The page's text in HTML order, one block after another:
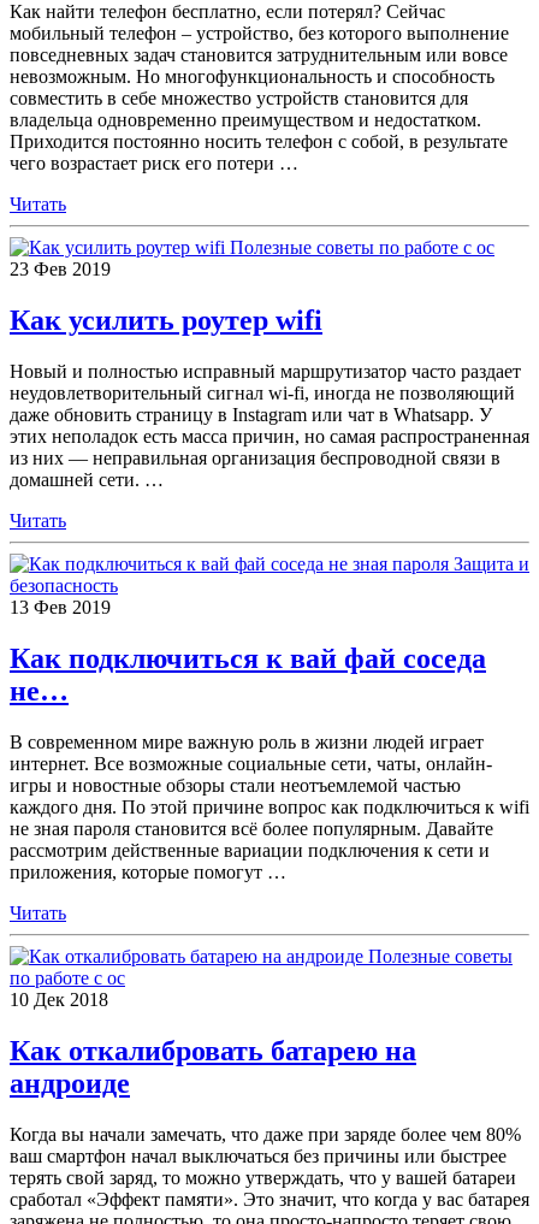
Как найти телефон бесплатно, если потерял? Сейчас
мобильный телефон – устройство, без которого выполнение
повседневных задач становится затруднительным или вовсе
невозможным. Но многофункциональность и способность
совместить в себе множество устройств становится для
владельца одновременно преимуществом и недостатком.
Приходится постоянно носить телефон с собой, в результате
чего возрастает риск его потери …
Читать
Полезные советы по работе с ос
23 Фев 2019
Как усилить роутер wifi
Новый и полностью исправный маршрутизатор часто раздает
неудовлетворительный сигнал wi-fi, иногда не позволяющий
даже обновить страницу в Instagram или чат в Whatsapp. У
этих неполадок есть масса причин, но самая распространенная
из них — неправильная организация беспроводной связи в
домашней сети. …
Читать
Защита и
безопасность
13 Фев 2019
Как подключиться к вай фай соседа
не…
В современном мире важную роль в жизни людей играет
интернет. Все возможные социальные сети, чаты, онлайн-
игры и новостные обзоры стали неотъемлемой частью
каждого дня. По этой причине вопрос как подключиться к wifi
не зная пароля становится всё более популярным. Давайте
рассмотрим действенные вариации подключения к сети и
приложения, которые помогут …
Читать
Полезные советы
по работе с ос
10 Дек 2018
Как откалибровать батарею на
андроиде
Когда вы начали замечать, что даже при заряде более чем 80%
ваш смартфон начал выключаться без причины или быстрее
терять свой заряд, то можно утверждать, что у вашей батареи
сработал «Эффект памяти». Это значит, что когда у вас батарея